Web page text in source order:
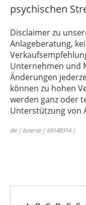
psychischen
Disclaimer zu
Anlageberatung,
Unternehmen und
Änderungen
können zu hohen
werden ganz oder
Unterstützung von
de | boerse | 69148314 |